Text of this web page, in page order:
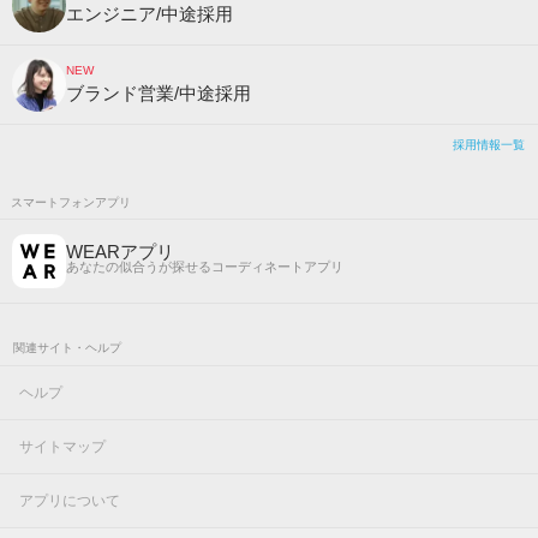
エンジニア/中途採用
NEW
ブランド営業/中途採用
採用情報一覧
スマートフォンアプリ
WEARアプリ
あなたの似合うが探せるコーディネートアプリ
関連サイト・ヘルプ
ヘルプ
サイトマップ
アプリについて